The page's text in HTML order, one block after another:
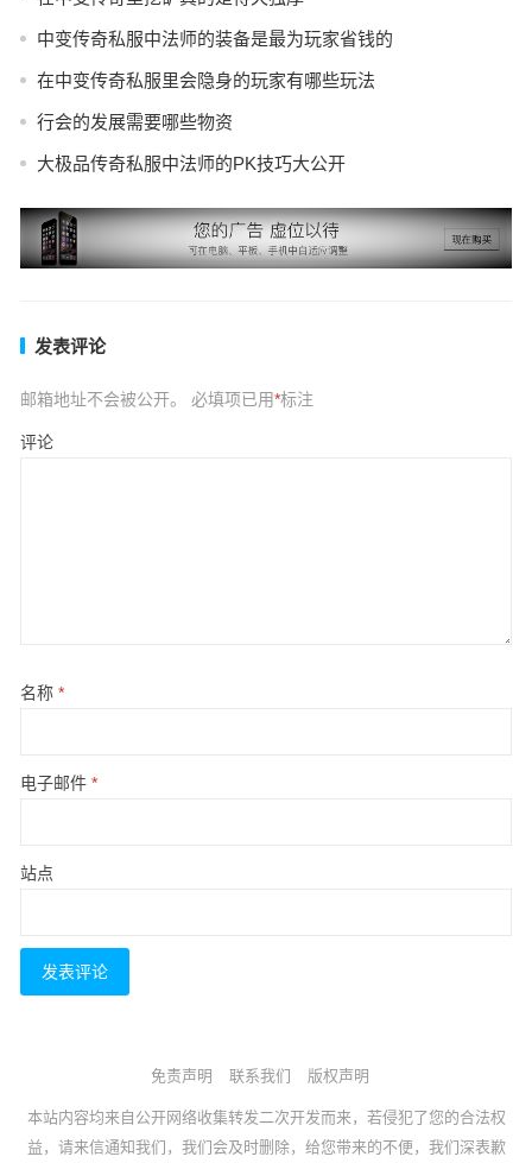
中变传奇私服中法师的装备是最为玩家省钱的
在中变传奇私服里会隐身的玩家有哪些玩法
行会的发展需要哪些物资
大极品传奇私服中法师的PK技巧大公开
发表评论
邮箱地址不会被公开。 必填项已用*标注
评论
名称 *
电子邮件 *
站点
免责声明 联系我们 版权声明
本站内容均来自公开网络收集转发二次开发而来，若侵犯了您的合法权
益，请来信通知我们，我们会及时删除，给您带来的不便，我们深表歉